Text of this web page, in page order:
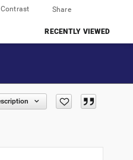
Contrast Share
RECENTLY VIEWED